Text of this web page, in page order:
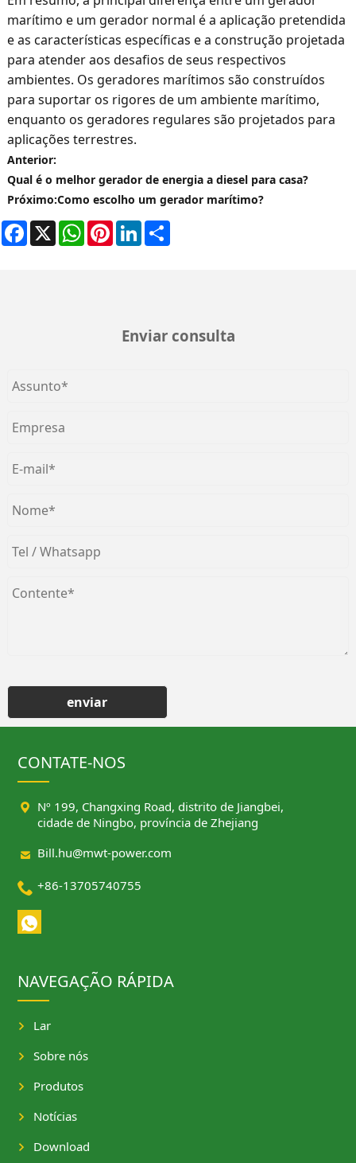
marítimo e um gerador normal é a aplicação pretendida
e as características específicas e a construção projetada
para atender aos desafios de seus respectivos
ambientes. Os geradores marítimos são construídos
para suportar os rigores de um ambiente marítimo,
enquanto os geradores regulares são projetados para
aplicações terrestres.
Anterior:
Qual é o melhor gerador de energia a diesel para casa?
Próximo:Como escolho um gerador marítimo?
Facebook
X WhatsApp
PinterestLinkedIn
Enviar consulta
enviar
CONTATE-NOS
 Nº 199, Changxing Road, distrito de Jiangbei,
cidade de Ningbo, província de Zhejiang
 Bill.hu@mwt-power.com
 +86-13705740755
NAVEGAÇÃO RÁPIDA
Lar
Sobre nós
Produtos
Notícias
Download